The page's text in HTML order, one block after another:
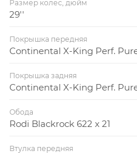
Размер колес, дюйм
29''
Покрышка передняя
Continental X-King Perf.
Покрышка задняя
Continental X-King Perf.
Обода
Rodi Blackrock 622 x 21
Втулка передняя